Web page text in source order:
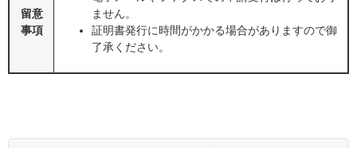
留意
事項
ません。
証明書発行に時間がかかる場合がありますので御
了承ください。